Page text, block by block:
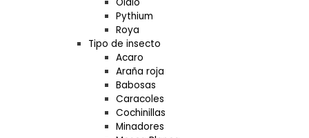
Oidio
Pythium
Roya
Tipo de insecto
Acaro
Araña roja
Babosas
Caracoles
Cochinillas
Minadores